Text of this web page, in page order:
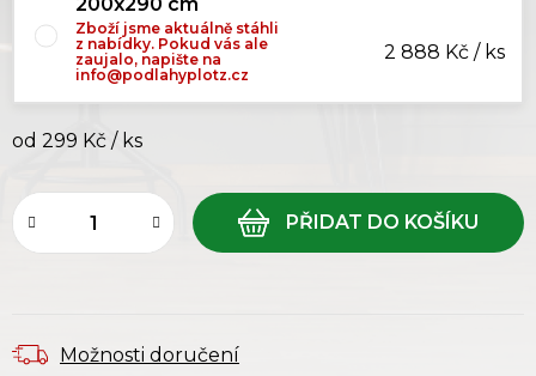
Zboží jsme aktuálně stáhli
z nabídky. Pokud vás ale
zaujalo, napište na
info@podlahyplotz.cz
2 888 Kč / ks
od 299 Kč / ks
Možnosti doručení